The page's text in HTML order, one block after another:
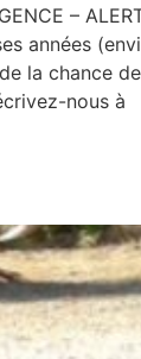
–
années
la chance
nous à